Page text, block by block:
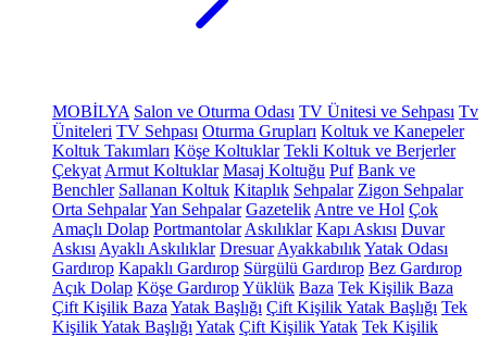
MOBİLYA Salon ve Oturma Odası TV Ünitesi ve Sehpası Tv
Üniteleri TV Sehpası Oturma Grupları Koltuk ve Kanepeler
Koltuk Takımları Köşe Koltuklar Tekli Koltuk ve Berjerler
Çekyat Armut Koltuklar Masaj Koltuğu Puf Bank ve
Benchler Sallanan Koltuk Kitaplık Sehpalar Zigon Sehpalar
Orta SehpalarYan Sehpalar Gazetelik Antre ve Hol Çok
Amaçlı Dolap Portmantolar Askılıklar Kapı Askısı Duvar
Askısı Ayaklı Askılıklar Dresuar AyakkabılıkYatak Odası
Gardırop Kapaklı Gardırop Sürgülü Gardırop Bez Gardırop
Açık Dolap Köşe GardıropYüklük Baza Tek Kişilik Baza
Çift Kişilik Baza Yatak Başlığı Çift Kişilik Yatak Başlığı Tek
Kişilik Yatak Başlığı Yatak Çift Kişilik Yatak Tek Kişilik